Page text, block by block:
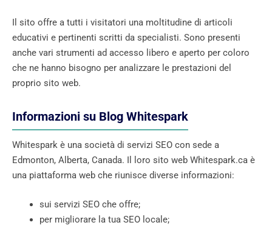
Il sito offre a tutti i visitatori una moltitudine di articoli
educativi e pertinenti scritti da specialisti. Sono presenti
anche vari strumenti ad accesso libero e aperto per coloro
che ne hanno bisogno per analizzare le prestazioni del
proprio sito web.
Informazioni su Blog Whitespark
Whitespark è una società di servizi SEO con sede a
Edmonton, Alberta, Canada. Il loro sito web Whitespark.ca è
una piattaforma web che riunisce diverse informazioni:
sui servizi SEO che offre;
per migliorare la tua SEO locale;